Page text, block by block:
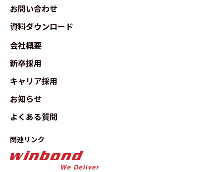
お問い合わせ
資料ダウンロード
会社概要
新卒採用
キャリア採用
お知らせ
よくある質問
関連リンク